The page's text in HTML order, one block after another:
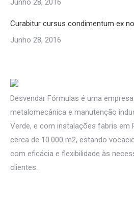
Junho 28, 2016
Curabitur cursus condimentum ex
Junho 28, 2016
Desvendar Fórmulas é uma
metalomecânica e manutenção
Verde, e com instalações fabris em
cerca de 10.000 m2, estando
com eficácia e flexibilidade às
clientes.